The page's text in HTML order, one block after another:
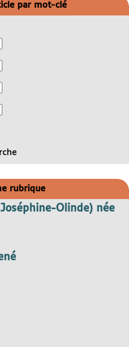
par mot-clé
rubrique
Olinde) née